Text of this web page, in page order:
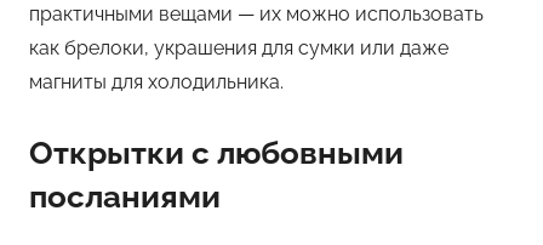
практичными вещами — их можно использовать
как брелоки, украшения для сумки или даже
магниты для холодильника.
Открытки с любовными
посланиями